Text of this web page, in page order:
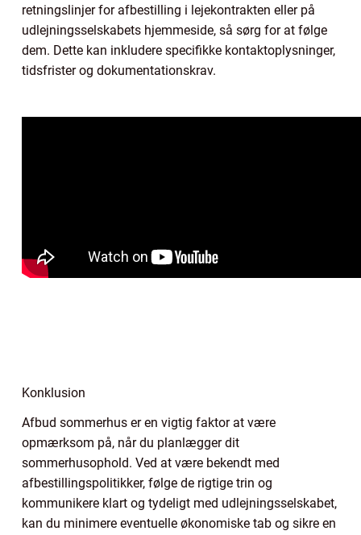
retningslinjer for afbestilling i lejekontrakten eller på
udlejningsselskabets hjemmeside, så sørg for at følge
dem. Dette kan inkludere specifikke kontaktoplysninger,
tidsfrister og dokumentationskrav.
Konklusion
Afbud sommerhus er en vigtig faktor at være
opmærksom på, når du planlægger dit
sommerhusophold. Ved at være bekendt med
afbestillingspolitikker, følge de rigtige trin og
kommunikere klart og tydeligt med udlejningsselskabet,
kan du minimere eventuelle økonomiske tab og sikre en